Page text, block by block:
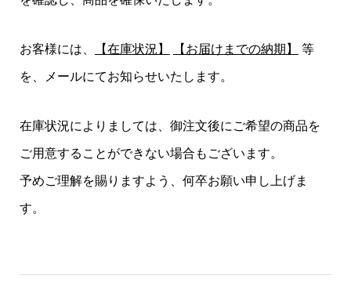
お客様には、 【在庫状況】 【お届けまでの納期】 等
を、メールにてお知らせいたします。
在庫状況によりましては、御注文後にご希望の商品を
ご用意することができない場合もございます。
予めご理解を賜りますよう、何卒お願い申し上げま
す。